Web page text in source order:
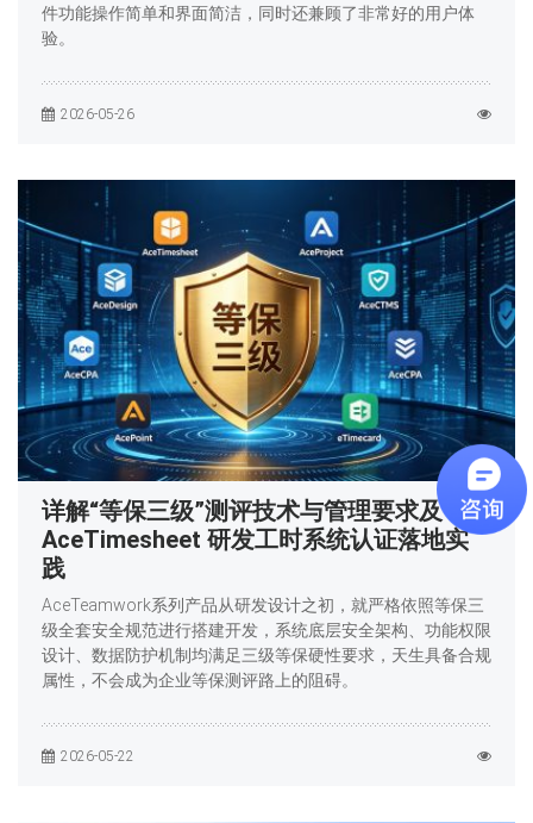
件功能操作简单和界面简洁，同时还兼顾了非常好的用户体
验。
2026-05-26
详解“等保三级”测评技术与管理要求及
AceTimesheet 研发工时系统认证落地实
践
AceTeamwork系列产品从研发设计之初，就严格依照等保三
级全套安全规范进行搭建开发，系统底层安全架构、功能权限
设计、数据防护机制均满足三级等保硬性要求，天生具备合规
属性，不会成为企业等保测评路上的阻碍。
2026-05-22